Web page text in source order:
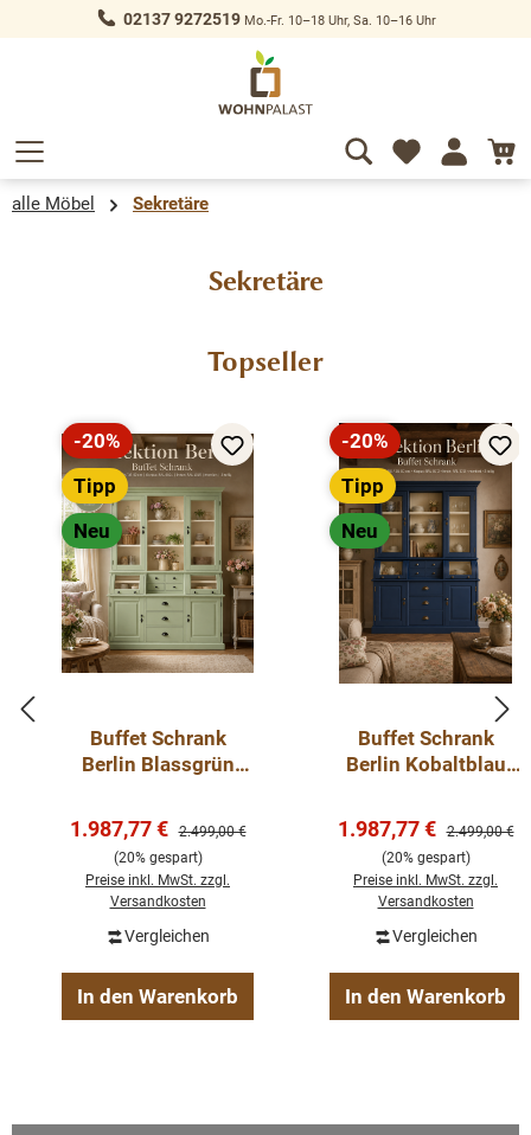
springen 02137 9272519Mo.-Fr. 10–18 Uhr, Sa. 10–16 Uhr
alle Möbel Sekretäre
Sekretäre
Produktgalerie überspringen
Topseller
Rabatt
-20%
Tipp
Neu
Buffet Schrank
Berlin Blassgrün
Landhausstil Kopie
Verkaufspreis:
1.987,77 € Regulärer Preis:
2.499,00 €
(20% gespart)
Preise inkl. MwSt. zzgl.
Versandkosten
Vergleichen
In den Warenkorb
Rabatt
-20%
Tipp
Neu
Buffet Schrank
Berlin Kobaltblau
Landhausstil
Verkaufspreis:
1.987,77 € Regulärer
2.499,00 €
(20% gespart)
Preise inkl. MwSt. zzgl.
Versandkosten
Vergleichen
In den Warenkorb